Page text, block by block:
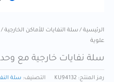
الرئيسية / سلة النفايات للأماكن الخارجية /
علوية
سلة نفايات خارجية مع
رمز المنتج: KU94132 التصنيف: سلة